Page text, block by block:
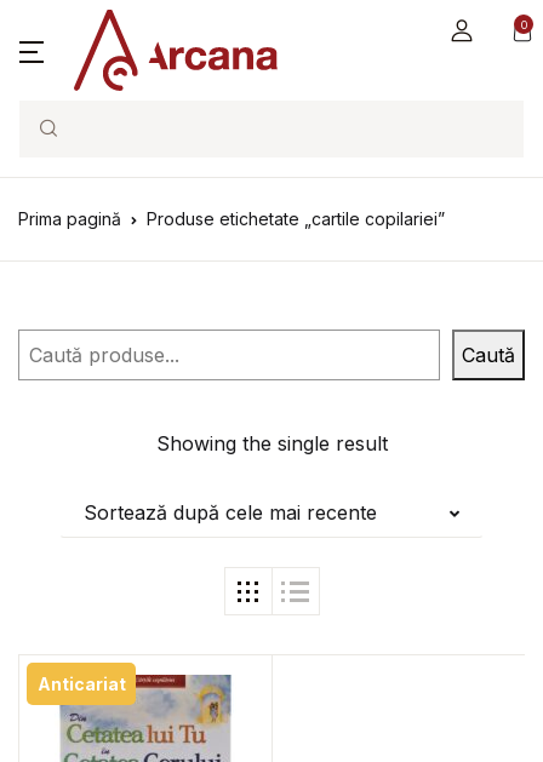
0
Search
Prima pagină Produse etichetate „cartile copilariei”
Caută Caută
Showing the single result
Sortează după cele mai recente
Anticariat